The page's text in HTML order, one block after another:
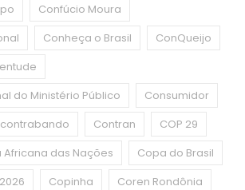
Confúcio Moura
Conheça o Brasil
ConQueijo
do Ministério Público
Consumidor
contrabando Contran
COP 29
Africana das Nações
Copa do Brasil
Copinha
Coren Rondônia